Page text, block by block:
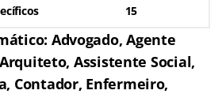
15
Advogado, Agente
Assistente Social,
Contador, Enfermeiro,